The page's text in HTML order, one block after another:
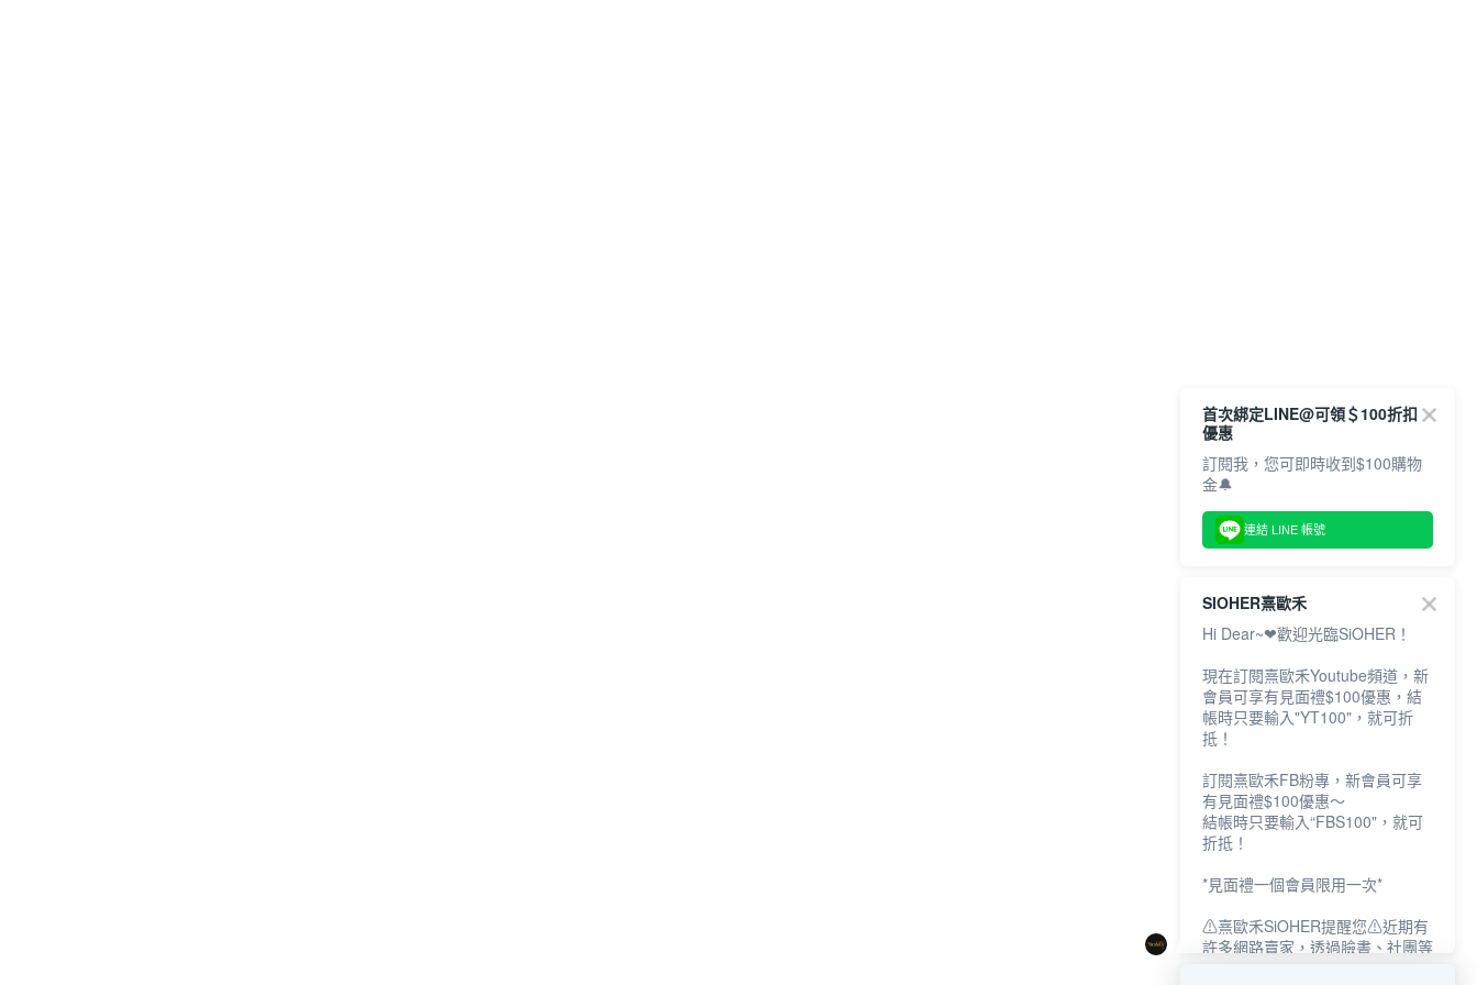
首次綁定LINE@可領＄100折扣
優惠
訂閱我，您可即時收到$100購物
金🔔
連結 LINE 帳號
SIOHER熹歐禾
Hi Dear~❤歡迎光臨SiOHER！
現在訂閱熹歐禾Youtube頻道，新
會員可享有見面禮$100優惠，結
帳時只要輸入"YT100"，就可折
抵！
訂閱熹歐禾FB粉專，新會員可享
有見面禮$100優惠～
結帳時只要輸入“FBS100"，就可
折抵！
*見面禮一個會員限用一次*
⚠熹歐禾SiOHER提醒您⚠近期有
許多網路賣家，透過臉書、社團等